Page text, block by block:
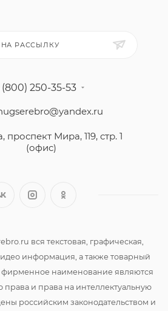
РАССЫЛКУ
(800) 250-35-53
проспект Мира, 119, стр. 1
(офис)
вся текстовая, графическая,
информация, а также товарный
наименование являются
права и права на интеллектуальную
российским законодательством и